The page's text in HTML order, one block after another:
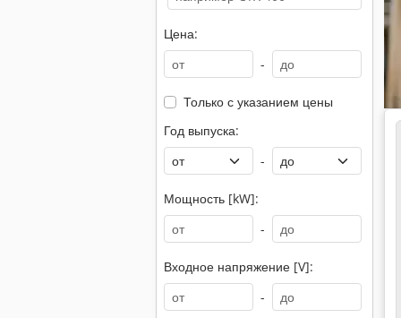
Цена:
-
Только с указанием цены
Год выпуска:
-
Мощность [kW]:
-
Входное напряжение [V]:
-